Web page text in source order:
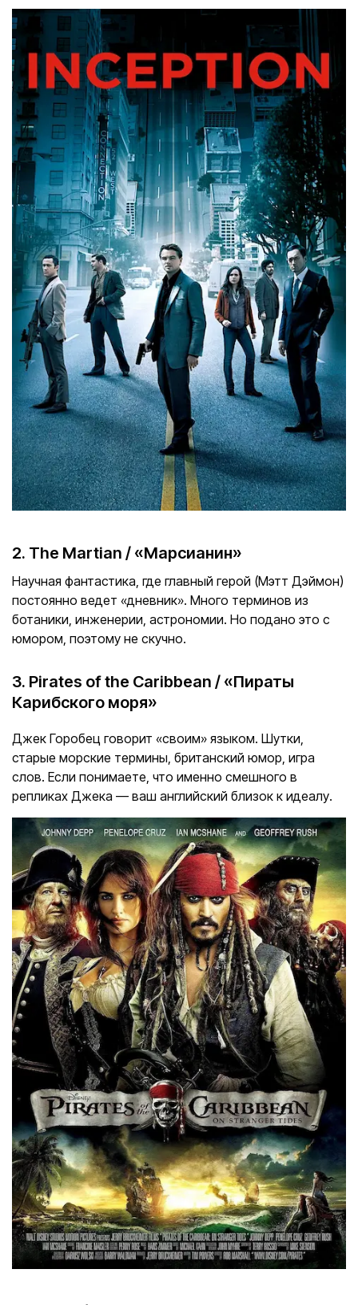
2. The Martian / «Марсианин»
Научная фантастика, где главный герой (Мэтт Дэймон)
постоянно ведет «дневник». Много терминов из
ботаники, инженерии, астрономии. Но подано это с
юмором, поэтому не скучно.
3. Pirates of the Caribbean / «Пираты
Карибского моря»
Джек Горобец говорит «своим» языком. Шутки,
старые морские термины, британский юмор, игра
слов. Если понимаете, что именно смешного в
репликах Джека — ваш английский близок к идеалу.